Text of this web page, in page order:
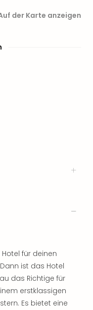
der Karte anzeigen
für deinen
ist das Hotel
das Richtige für
erstklassigen
Es bietet eine